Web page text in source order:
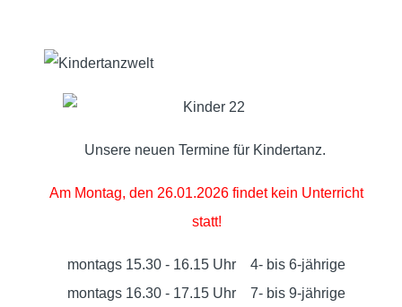
Unsere neuen Termine für Kindertanz.
Am Montag, den 26.01.2026 findet kein Unterricht
statt!
montags 15.30 - 16.15 Uhr 4- bis 6-jährige
montags 16.30 - 17.15 Uhr 7- bis 9-jährige